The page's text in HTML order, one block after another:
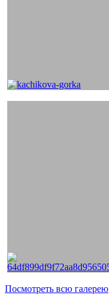
Посмотреть всю галерею